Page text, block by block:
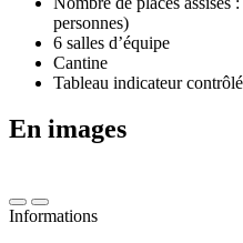
personnes)
6 salles d’équipe
Cantine
Tableau indicateur
En images
Informations